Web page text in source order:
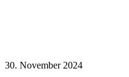
30. November 2024